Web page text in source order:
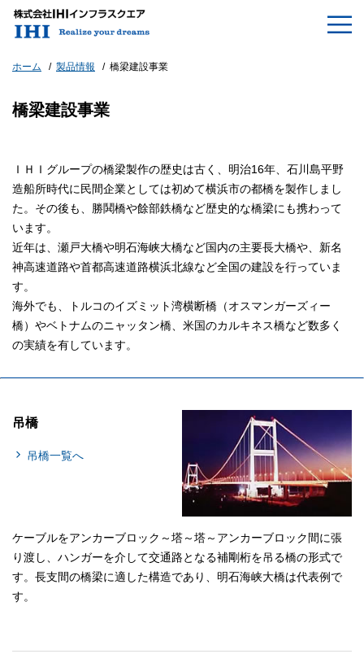
ホーム 製品情報 橋梁建設事業
橋梁建設事業
ＩＨＩグループの橋梁製作の歴史は古く、明治16年、石川島平野
造船所時代に民間企業としては初めて横浜市の都橋を製作しまし
た。その後も、勝鬨橋や餘部鉄橋など歴史的な橋梁にも携わって
います。
近年は、瀬戸大橋や明石海峡大橋など国内の主要長大橋や、新名
神高速道路や首都高速道路横浜北線など全国の建設を行っていま
す。
海外でも、トルコのイズミット湾横断橋（オスマンガーズィー
橋）やベトナムのニャッタン橋、米国のカルキネス橋など数多く
の実績を有しています。
吊橋
吊橋一覧へ
ケーブルをアンカーブロック～塔～塔～アンカーブロック間に張
り渡し、ハンガーを介して交通路となる補剛桁を吊る橋の形式で
す。長支間の橋梁に適した構造であり、明石海峡大橋は代表例で
す。